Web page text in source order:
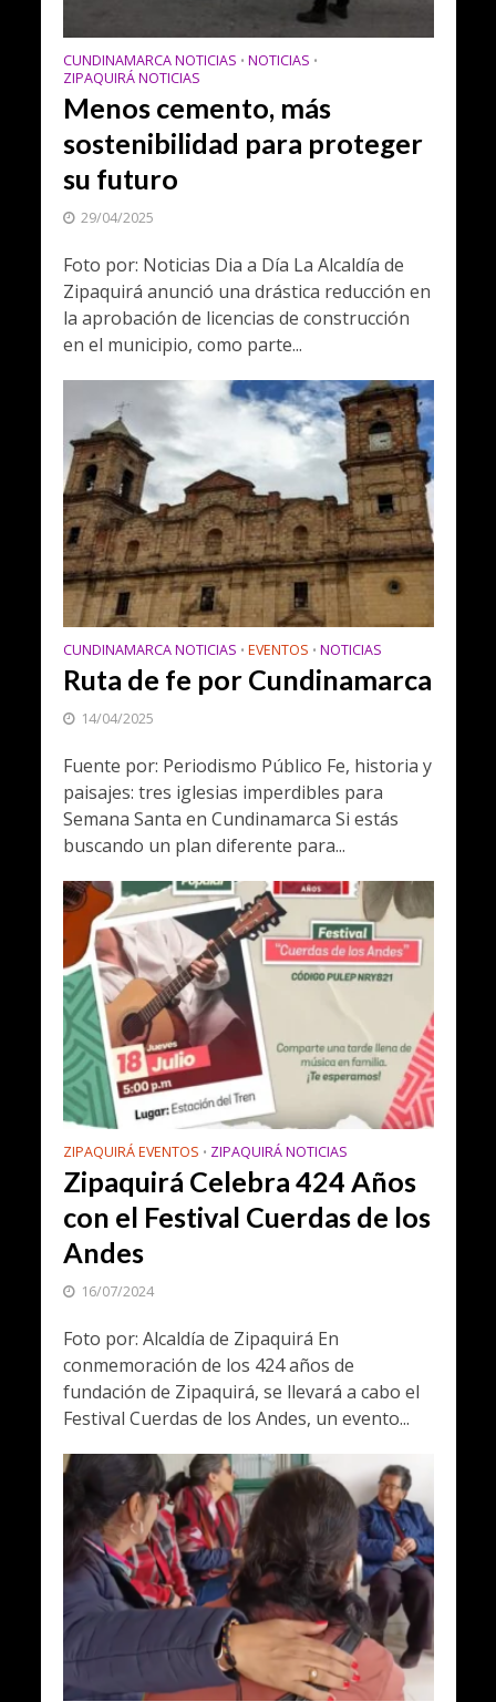
CUNDINAMARCA NOTICIAS • NOTICIAS •
ZIPAQUIRÁ NOTICIAS
Menos cemento, más
sostenibilidad para proteger
su futuro
29/04/2025
Foto por: Noticias Dia a Día La Alcaldía de
Zipaquirá anunció una drástica reducción en
la aprobación de licencias de construcción
en el municipio, como parte...
CUNDINAMARCA NOTICIAS • EVENTOS • NOTICIAS
Ruta de fe por Cundinamarca
14/04/2025
Fuente por: Periodismo Público Fe, historia y
paisajes: tres iglesias imperdibles para
Semana Santa en Cundinamarca Si estás
buscando un plan diferente para...
ZIPAQUIRÁ EVENTOS • ZIPAQUIRÁ NOTICIAS
Zipaquirá Celebra 424 Años
con el Festival Cuerdas de los
Andes
16/07/2024
Foto por: Alcaldía de Zipaquirá En
conmemoración de los 424 años de
fundación de Zipaquirá, se llevará a cabo el
Festival Cuerdas de los Andes, un evento...